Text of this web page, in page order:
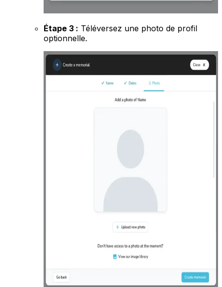
Étape 3 : Téléversez une photo de profil
optionnelle.